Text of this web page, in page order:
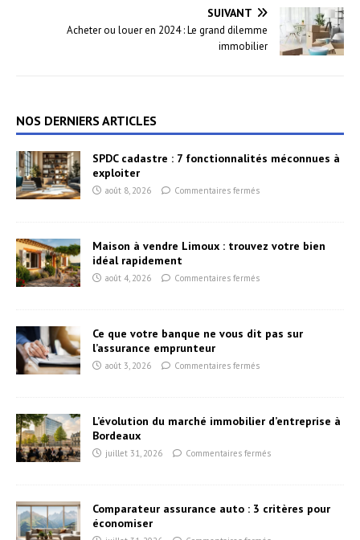
SUIVANT
Acheter ou louer en 2024 : Le grand dilemme
immobilier
NOS DERNIERS ARTICLES
SPDC cadastre : 7 fonctionnalités méconnues à
exploiter
août 8, 2026 Commentaires fermés
Maison à vendre Limoux : trouvez votre bien
idéal rapidement
août 4, 2026 Commentaires fermés
Ce que votre banque ne vous dit pas sur
l’assurance emprunteur
août 3, 2026 Commentaires fermés
L’évolution du marché immobilier d’entreprise à
Bordeaux
juillet 31, 2026 Commentaires fermés
Comparateur assurance auto : 3 critères pour
économiser